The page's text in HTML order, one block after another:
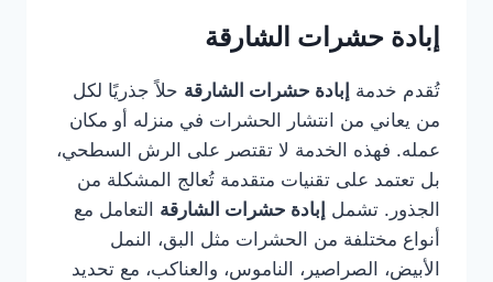
إبادة حشرات الشارقة
تُقدم خدمة إبادة حشرات الشارقة حلاً جذريًا لكل
من يعاني من انتشار الحشرات في منزله أو مكان
عمله. فهذه الخدمة لا تقتصر على الرش السطحي،
بل تعتمد على تقنيات متقدمة تُعالج المشكلة من
الجذور. تشمل إبادة حشرات الشارقة التعامل مع
أنواع مختلفة من الحشرات مثل البق، النمل
الأبيض، الصراصير، الناموس، والعناكب، مع تحديد